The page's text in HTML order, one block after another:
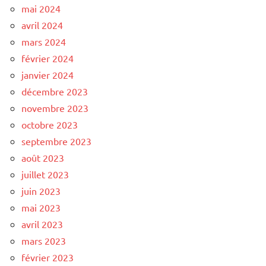
mai 2024
avril 2024
mars 2024
février 2024
janvier 2024
décembre 2023
novembre 2023
octobre 2023
septembre 2023
août 2023
juillet 2023
juin 2023
mai 2023
avril 2023
mars 2023
février 2023